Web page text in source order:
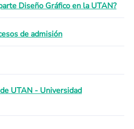
Diseño Gráfico en la UTAN?
de admisión
UTAN - Universidad